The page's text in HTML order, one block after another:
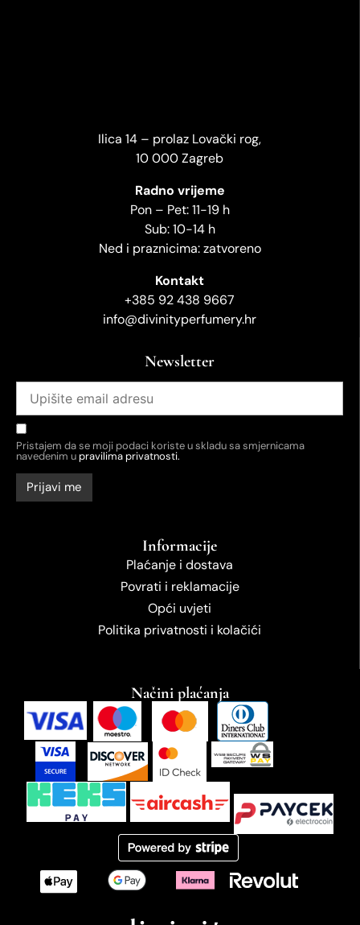
Ilica 14 – prolaz Lovački rog,
10 000 Zagreb
Radno vrijeme
Pon – Pet: 11-19 h
Sub: 10-14 h
Ned i praznicima: zatvoreno
Kontakt
+385 92 438 9667
info@divinityperfumery.hr
Newsletter
Pristajem da se moji podaci koriste u skladu sa smjernicama
navedenim upravilima privatnosti.
Informacije
Plaćanje i dostava
Povrati i reklamacije
Opći uvjeti
Politika privatnosti i kolačići
Načini plaćanja